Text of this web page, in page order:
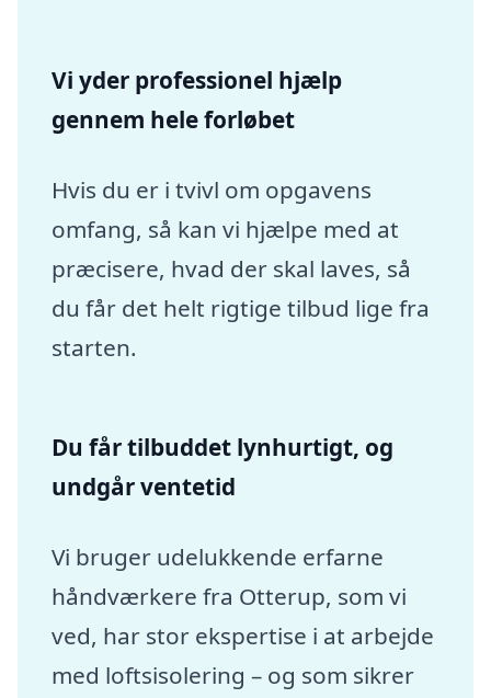
Vi yder professionel hjælp
gennem hele forløbet
Hvis du er i tvivl om opgavens
omfang, så kan vi hjælpe med at
præcisere, hvad der skal laves, så
du får det helt rigtige tilbud lige fra
starten.
Du får tilbuddet lynhurtigt, og
undgår ventetid
Vi bruger udelukkende erfarne
håndværkere fra Otterup, som vi
ved, har stor ekspertise i at arbejde
med loftsisolering – og som sikrer